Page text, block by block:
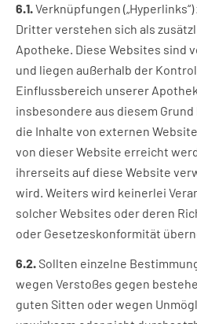
6.1.Verknüpfungen
Dritter verstehen sich als
Apotheke. Diese Websites sind
und liegen außerhalb der
Einflussbereich unserer
insbesondere aus diesem
die Inhalte von externen
von dieser Website erreicht
ihrerseits auf diese Website
wird. Weiters wird keinerlei
solcher Websites oder deren
oder Gesetzeskonformität
6.2. Sollten einzelne
wegen Verstoßes gegen
guten Sitten oder wegen